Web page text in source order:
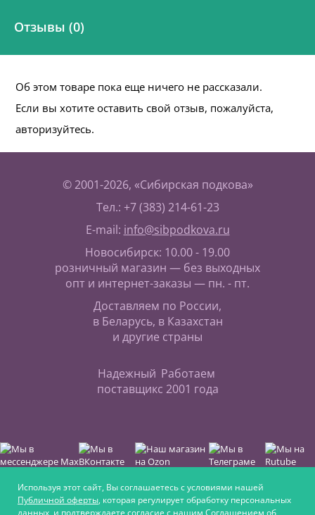
Отзывы (0)
Об этом товаре пока еще ничего не рассказали.
Если вы хотите оставить свой отзыв, пожалуйста,
авторизуйтесь.
© 2001-2026, «Сибирская подкова»
Тел.: +7 (383) 214-61-23
E-mail: info@sibpodkova.ru
Новосибирск: 10.00 - 19.00
розничный магазин — без выходных
опт и интернет-заказы — пн. - пт.
Доставляем по России,
в Беларусь, в Казахстан
и другие страны
Надежный
поставщик
Работаем
с 2001 года
Используя этот сайт, Вы соглашаетесь с условиями нашей
Публичной оферты, которая регулирует обработку персональных
данных, и подтверждаете согласие с нашим Соглашением об